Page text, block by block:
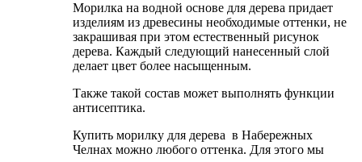
Морилка на водной основе для дерева придает
изделиям из древесины необходимые оттенки, не
закрашивая при этом естественный рисунок
дерева. Каждый следующий нанесенный слой
делает цвет более насыщенным.
Также такой состав может выполнять функции
антисептика.
Купить морилку для дерева в Набережных
Челнах можно любого оттенка. Для этого мы